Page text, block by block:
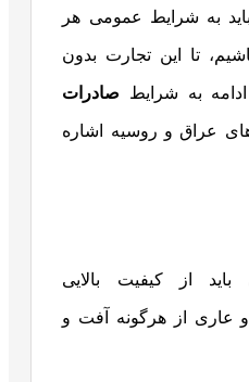
باید به شرایط عمومی هر
تا این تجارت بدون
به شرایط صادرات
عراق و روسیه اشاره
باید از کیفیت بالایی
و عاری از هرگونه آفت و